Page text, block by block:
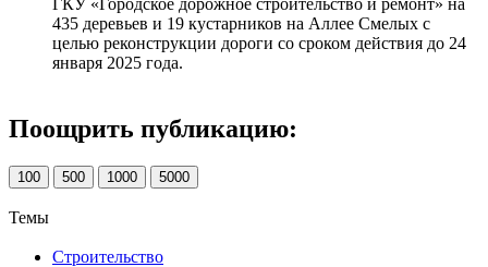
435 деревьев и 19 кустарников на Аллее Смелых с
целью реконструкции дороги со сроком действия до 24
января 2025 года.
Поощрить публикацию:
100 500 1000 5000
Темы
Строительство